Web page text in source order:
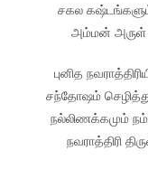
சகல
அம்மன் அருள்
புனித
சந்தோஷம்
நல்லிணக்கமும்
நவராத்திரி